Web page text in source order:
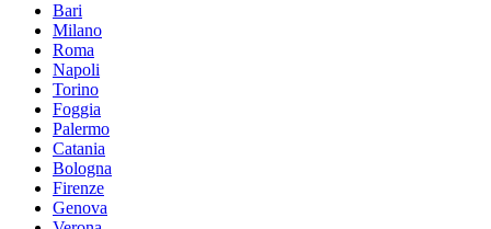
Bari
Milano
Roma
Napoli
Torino
Foggia
Palermo
Catania
Bologna
Firenze
Genova